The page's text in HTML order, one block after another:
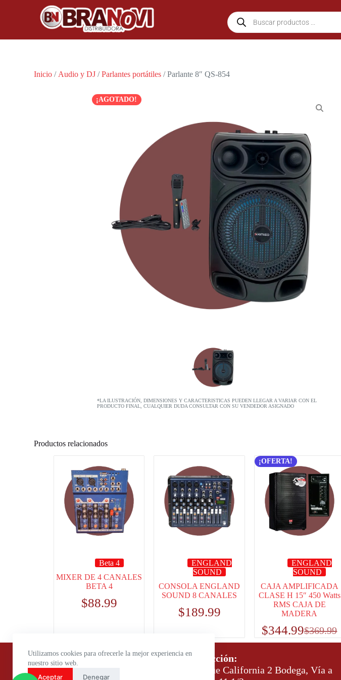
Utilizamos cookies para ofrecerle la mejor experiencia en
nuestro sitio web.
Aceptar Denegar
Inicio / Audio y DJ /Parlantes portátiles / Parlante 8″ QS-854
¡AGOTADO!
*LA ILUSTRACIÓN, DIMENSIONES Y CARACTERISTICAS PUEDEN LLEGAR A VARIAR CON EL
PRODUCTO FINAL, CUALQUIER DUDA CONSULTAR CON SU VENDEDOR ASIGNADO
Productos relacionados
Beta 4
MIXER DE 4 CANALES
BETA 4
$88.99
ENGLAND
SOUND
CONSOLA ENGLAND
SOUND 8 CANALES
$189.99
¡OFERTA!
ENGLAND
SOUND
CAJA AMPLIFICADA
CLASE H 15″ 450 Watts
RMS CAJA DE
MADERA
$369.99
$344.99
Horario de atención:
Lunes a Viernes: 9:00 – 18:00
Dirección:
Parque California 2 Bodega, Vía a